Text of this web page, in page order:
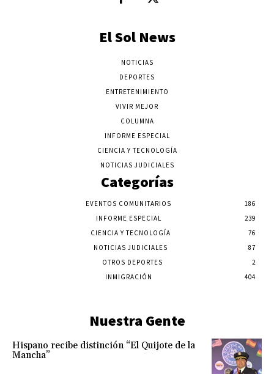
El Sol News
NOTICIAS
DEPORTES
ENTRETENIMIENTO
VIVIR MEJOR
COLUMNA
INFORME ESPECIAL
CIENCIA Y TECNOLOGÍA
NOTICIAS JUDICIALES
Categorías
EVENTOS COMUNITARIOS
186
INFORME ESPECIAL
239
CIENCIA Y TECNOLOGÍA
76
NOTICIAS JUDICIALES
87
OTROS DEPORTES
2
INMIGRACIÓN
404
Nuestra Gente
Hispano recibe distinción “El Quijote de la
Mancha”